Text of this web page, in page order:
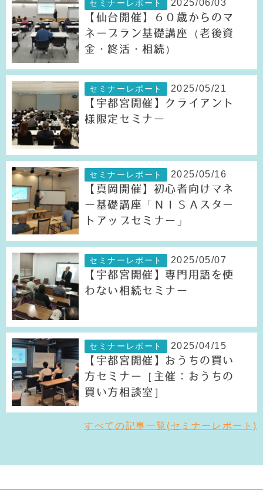
セミナーレポート 2025/06/03
【仙台開催】６０歳からのマ
ネープラン基礎講座（老後資
金・終活・相続）
セミナーレポート 2025/05/21
【宇都宮開催】クライアント
様限定セミナー
セミナーレポート 2025/05/16
【真岡開催】初心者向けマネ
ー基礎講座「ＮＩＳＡスター
トアップセミナー」
セミナーレポート 2025/05/07
【宇都宮開催】専門用語を使
わない相続セミナー
セミナーレポート 2025/04/15
【宇都宮開催】おうちの買い
方セミナー［主催：おうちの
買い方相談室］
すべての記事一覧(セミナーレポート)